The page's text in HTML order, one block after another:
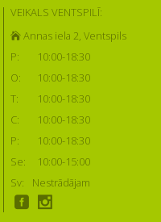
VEIKALS VENTSPILĪ:
Annas iela 2, Ventspils
P:
10:00-18:30
O:
10:00-18:30
T:
10:00-18:30
C:
10:00-18:30
P:
10:00-18:30
Se:
10:00-15:00
Sv:
Nestrādājam